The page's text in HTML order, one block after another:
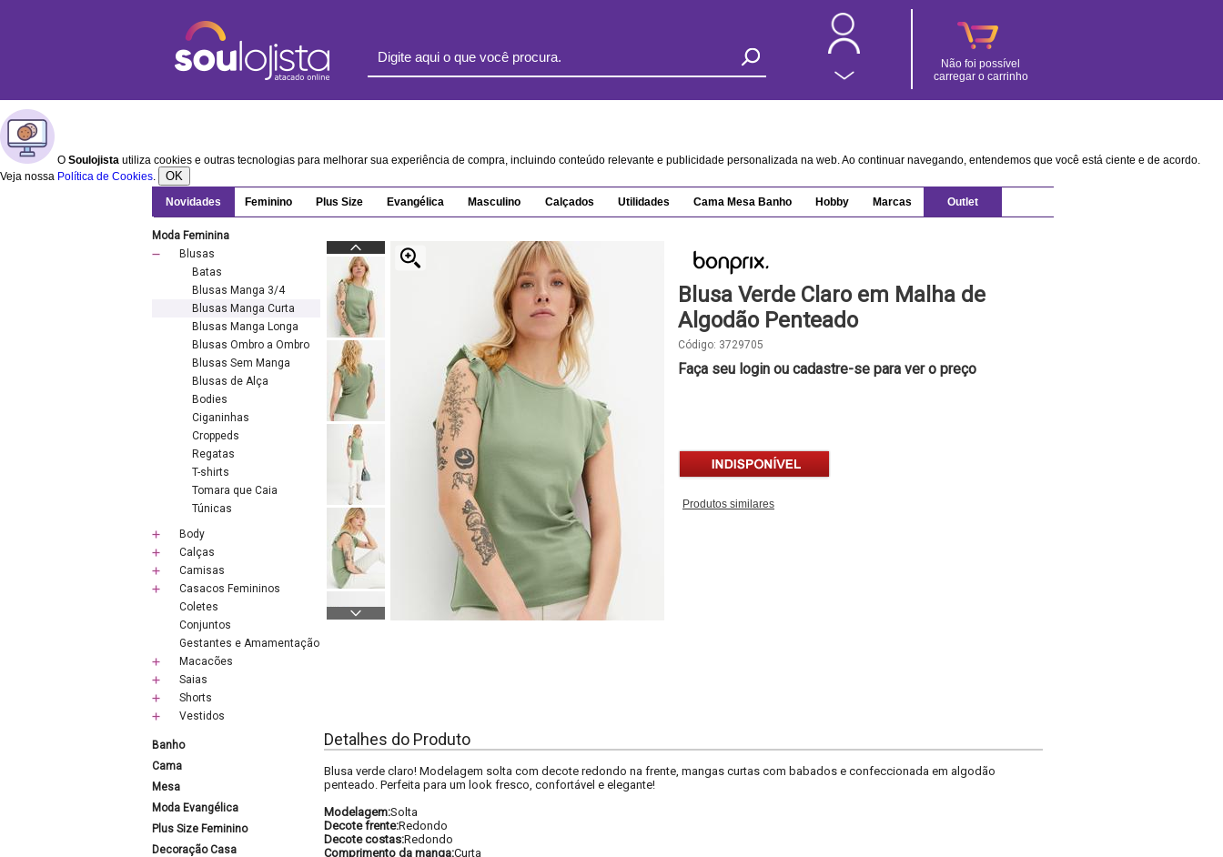
Não foi possível
carregar o carrinho
O Soulojista utiliza cookies e outras tecnologias para melhorar sua experiência de compra, incluindo conteúdo relevante e publicidade personalizada na web. Ao continuar navegando, entendemos que você está ciente e de acordo.
Veja nossa Política de Cookies. OK
Novidades Feminino Plus Size Evangélica Masculino Calçados Utilidades Cama Mesa Banho Hobby Marcas Outlet
Moda Feminina
Blusas
Batas
Blusas Manga 3/4
Blusas Manga Curta
Blusas Manga Longa
Blusas Ombro a Ombro
Blusas Sem Manga
Blusas de Alça
Bodies
Ciganinhas
Croppeds
Regatas
T-shirts
Tomara que Caia
Túnicas
Body
Calças
Camisas
Casacos Femininos
Coletes
Conjuntos
Gestantes e Amamentação
Macacões
Saias
Shorts
Vestidos
Banho
Cama
Mesa
Moda Evangélica
Plus Size Feminino
Decoração Casa
Blusa Verde Claro em Malha de
Algodão Penteado
Código: 3729705
Faça seu login ou cadastre-se para ver o preço
Produtos similares
Detalhes do Produto
Blusa verde claro! Modelagem solta com decote redondo na frente, mangas curtas com babados e confeccionada em algodão
penteado. Perfeita para um look fresco, confortável e elegante!
Modelagem:Solta
Decote frente:Redondo
Decote costas:Redondo
Comprimento da manga:Curta